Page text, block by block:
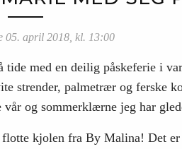
05. april 2018, kl. 13:00
tide med en deilig påskeferie i
strender, palmetrær og ferske
og sommerklærne jeg har
flotte kjolen fra By Malina! Det